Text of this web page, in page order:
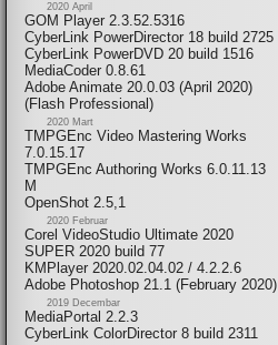
2020 April
GOM Player 2.3.52.5316
CyberLink PowerDirector 18 build 2725
CyberLink PowerDVD 20 build 1516
MediaCoder 0.8.61
Adobe Animate 20.0.03 (April 2020)
(Flash Professional)
2020 Mart
TMPGEnc Video Mastering Works
7.0.15.17
TMPGEnc Authoring Works 6.0.11.13
M
OpenShot 2.5,1
2020 Februar
Corel VideoStudio Ultimate 2020
SUPER 2020 build 77
KMPlayer 2020.02.04.02 / 4.2.2.6
Adobe Photoshop 21.1 (February 2020)
2019 Decembar
MediaPortal 2.2.3
CyberLink ColorDirector 8 build 2311